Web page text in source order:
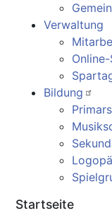
Verwaltung
Bildung
Startseite